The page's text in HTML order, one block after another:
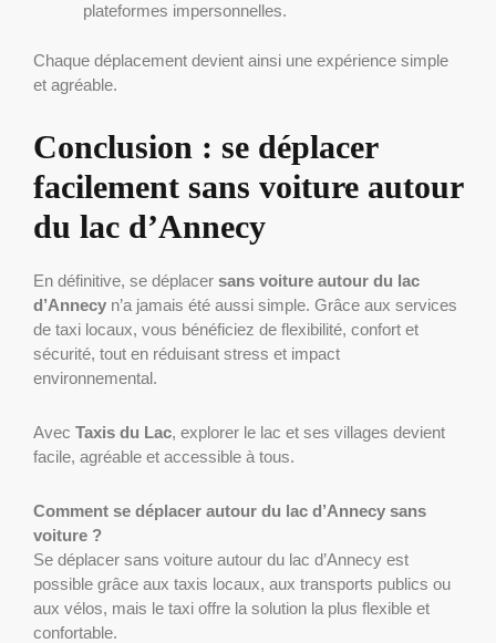
plateformes impersonnelles.
Chaque déplacement devient ainsi une expérience simple
et agréable.
Conclusion : se déplacer
facilement sans voiture autour
du lac d’Annecy
En définitive, se déplacer sans voiture autour du lac
d’Annecy n’a jamais été aussi simple. Grâce aux services
de taxi locaux, vous bénéficiez de flexibilité, confort et
sécurité, tout en réduisant stress et impact
environnemental.
Avec Taxis du Lac, explorer le lac et ses villages devient
facile, agréable et accessible à tous.
Comment se déplacer autour du lac d’Annecy sans
voiture ?
Se déplacer sans voiture autour du lac d’Annecy est
possible grâce aux taxis locaux, aux transports publics ou
aux vélos, mais le taxi offre la solution la plus flexible et
confortable.